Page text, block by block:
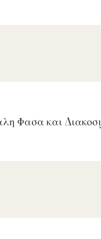
Φασα και